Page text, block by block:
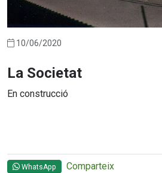
10/06/2020
La Societat
En construcció
WhatsApp Comparteix